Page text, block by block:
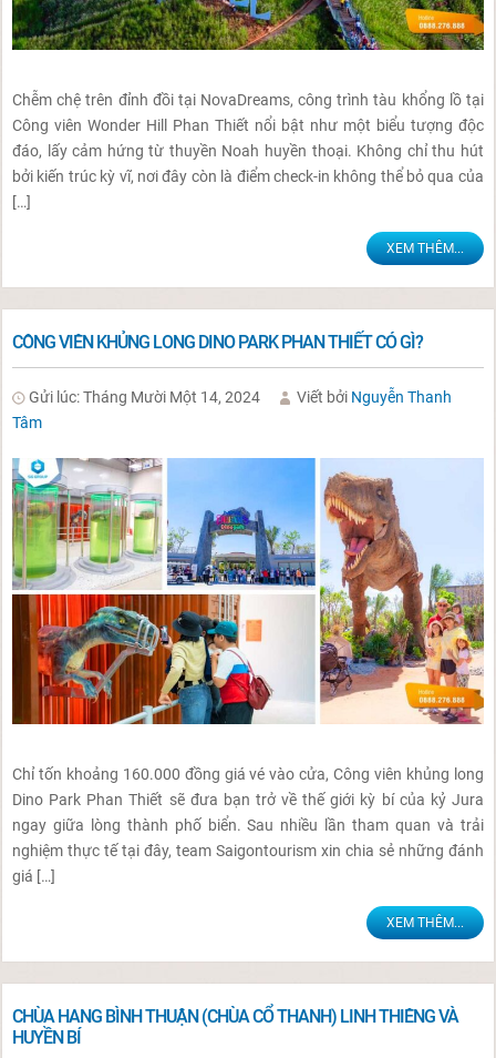
Chễm chệ trên đỉnh đồi tại NovaDreams, công trình tàu khổng lồ tại
Công viên Wonder Hill Phan Thiết nổi bật như một biểu tượng độc
đáo, lấy cảm hứng từ thuyền Noah huyền thoại. Không chỉ thu hút
bởi kiến trúc kỳ vĩ, nơi đây còn là điểm check-in không thể bỏ qua của
[…]
XEM THÊM...
CÔNG VIÊN KHỦNG LONG DINO PARK PHAN THIẾT CÓ GÌ?
Gửi lúc: Tháng Mười Một 14, 2024 Viết bởi Nguyễn Thanh
Tâm
Chỉ tốn khoảng 160.000 đồng giá vé vào cửa, Công viên khủng long
Dino Park Phan Thiết sẽ đưa bạn trở về thế giới kỳ bí của kỷ Jura
ngay giữa lòng thành phố biển. Sau nhiều lần tham quan và trải
nghiệm thực tế tại đây, team Saigontourism xin chia sẻ những đánh
giá […]
XEM THÊM...
CHÙA HANG BÌNH THUẬN (CHÙA CỔ THANH) LINH THIÊNG VÀ
HUYỀN BÍ